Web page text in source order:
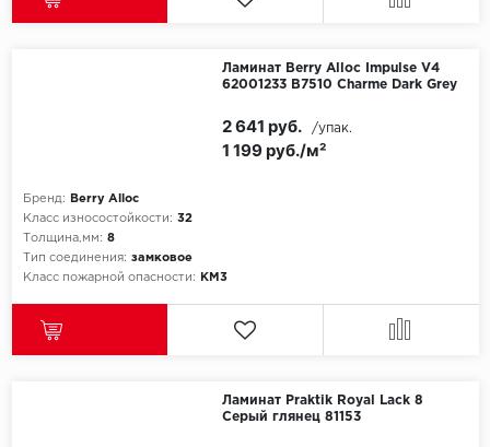
Ламинат Berry Alloc Impulse V4
62001233 B7510 Charme Dark Grey
Бренд:
Berry Alloc
Класс износостойкости: 32
Толщина,мм: 8
Тип соединения: замковое
Класс пожарной опасности:
КМ3
1 199 руб./м²
2 641 руб. /упак.
Ламинат Praktik Royal Lack 8
Серый глянец 81153